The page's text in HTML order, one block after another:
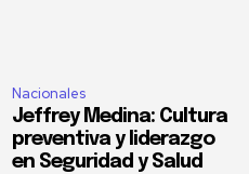
Nacionales
Jeffrey Medina: Cultura
preventiva y liderazgo
en Seguridad y Salud